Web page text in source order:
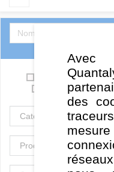
ETF
Avec
des